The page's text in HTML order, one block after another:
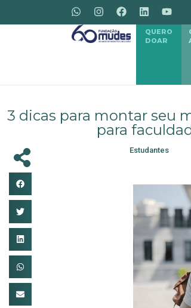
QUERO
DOAR
3 dicas para montar seu
para
Estudantes